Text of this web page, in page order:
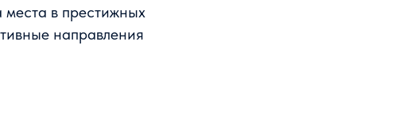
места в престижных
направления